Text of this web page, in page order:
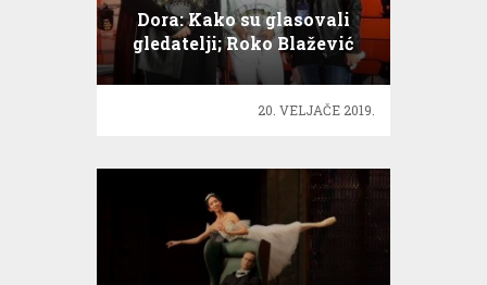
Dora: Kako su glasovali
gledatelji; Roko Blažević
11524 glasova, Brutarelo…
20. VELJAČE 2019.